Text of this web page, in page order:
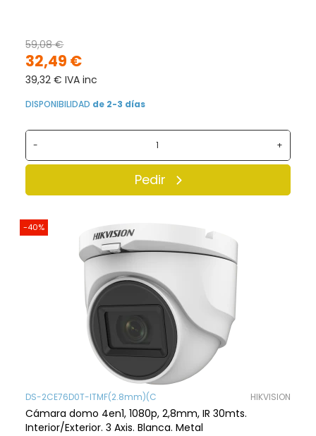
32,49 €
59,08 €
39,32 € IVA inc
DISPONIBILIDAD de 2-3 días
- +
Pedir
-40%
DS-2CE76D0T-ITMF(2.8mm)(C HIKVISION
Cámara domo 4en1, 1080p, 2,8mm, IR 30mts.
Interior/Exterior. 3 Axis. Blanca. Metal